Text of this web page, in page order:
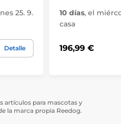
25. 9.
Detalle
10 días, el
casa
196,99 €
artículos para mascotas y
la marca propia Reedog.